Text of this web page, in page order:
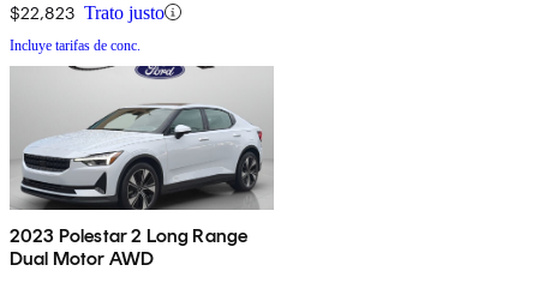
$22,823 Trato justo
Incluye tarifas de conc.
2023 Polestar 2 Long Range
Dual Motor AWD